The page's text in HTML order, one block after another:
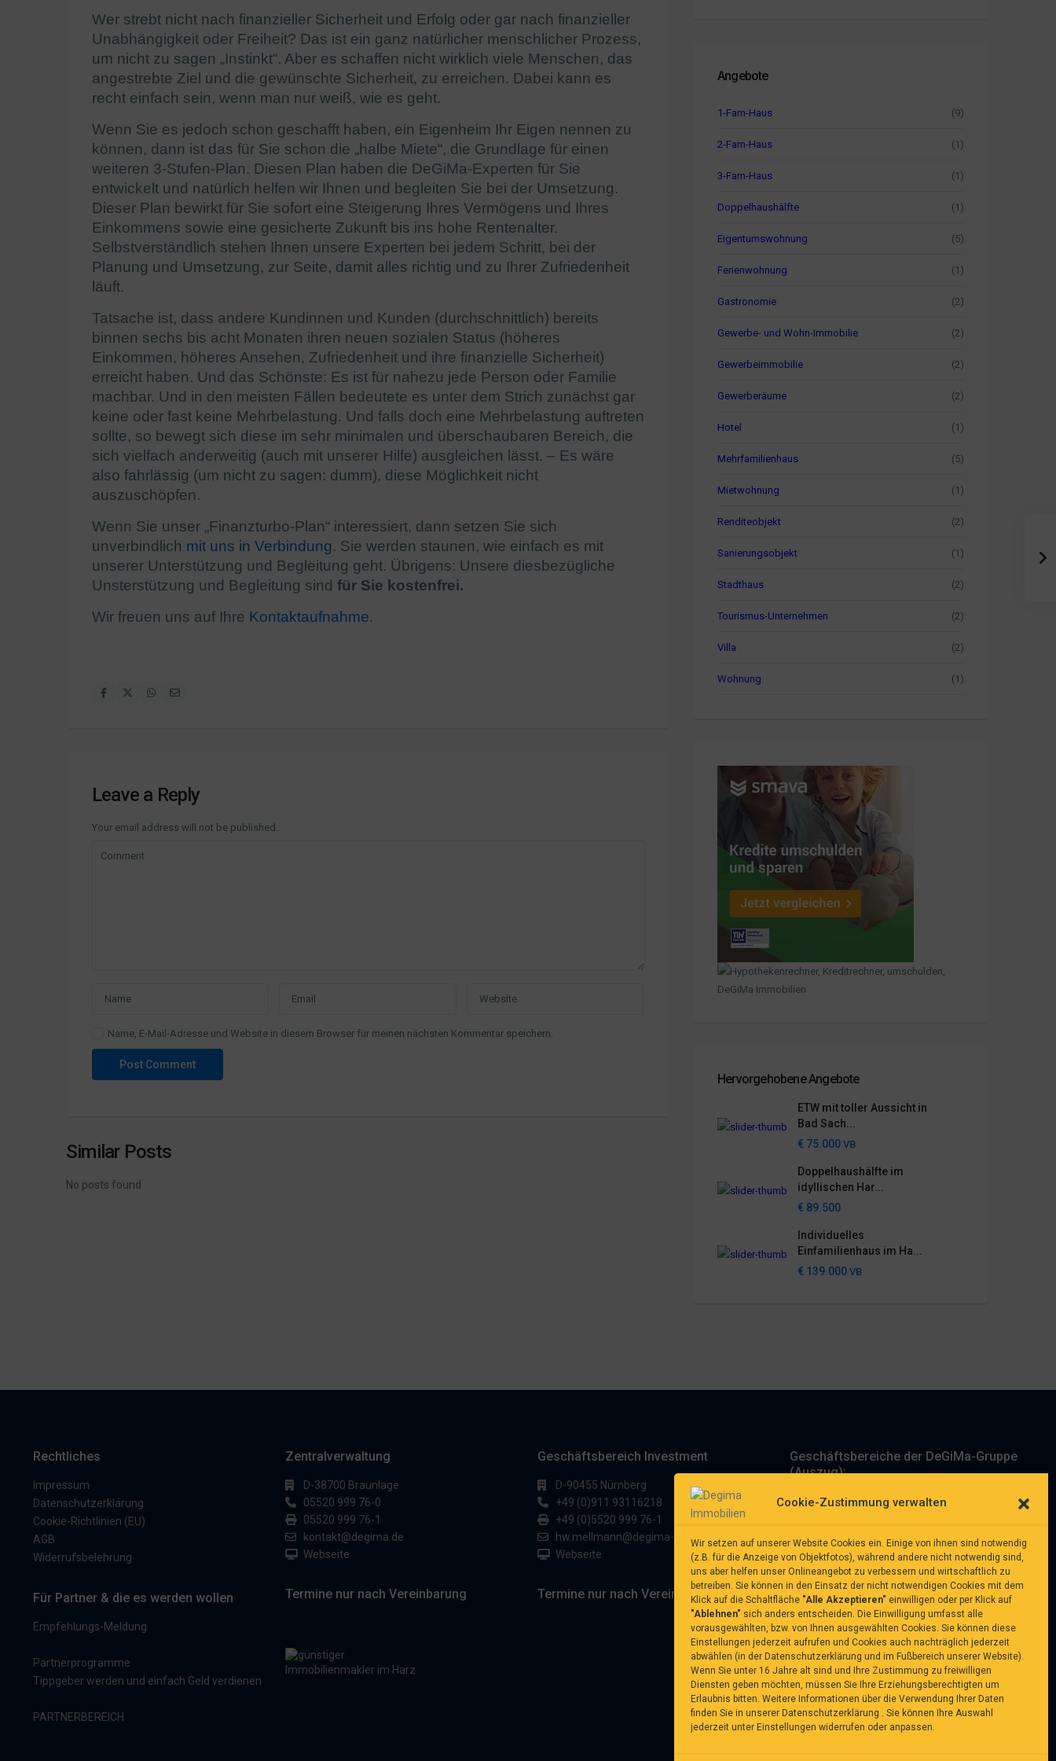
Cookie-Zustimmung verwalten
Wir setzen auf unserer Website Cookies ein. Einige von ihnen sind notwendig
(z.B. für die Anzeige von Objektfotos), während andere nicht notwendig sind,
uns aber helfen unser Onlineangebot zu verbessern und wirtschaftlich zu
betreiben. Sie können in den Einsatz der nicht notwendigen Cookies mit dem
Klick auf die Schaltfläche "Alle Akzeptieren" einwilligen oder per Klick auf
"Ablehnen" sich anders entscheiden. Die Einwilligung umfasst alle
vorausgewählten, bzw. von Ihnen ausgewählten Cookies. Sie können diese
Einstellungen jederzeit aufrufen und Cookies auch nachträglich jederzeit
abwählen (in der Datenschutzerklärung und im Fußbereich unserer Website).
Wenn Sie unter 16 Jahre alt sind und Ihre Zustimmung zu freiwilligen
Diensten geben möchten, müssen Sie Ihre Erziehungsberechtigten um
Erlaubnis bitten. Weitere Informationen über die Verwendung Ihrer Daten
finden Sie in unserer Datenschutzerklärung . Sie können Ihre Auswahl
jederzeit unter Einstellungen widerrufen oder anpassen.
Wer strebt nicht nach finanzieller Sicherheit und Erfolg oder gar nach finanzieller
Unabhängigkeit oder Freiheit? Das ist ein ganz natürlicher menschlicher Prozess,
um nicht zu sagen „Instinkt“. Aber es schaffen nicht wirklich viele Menschen, das
angestrebte Ziel und die gewünschte Sicherheit, zu erreichen. Dabei kann es
recht einfach sein, wenn man nur weiß, wie es geht.
Wenn Sie es jedoch schon geschafft haben, ein Eigenheim Ihr Eigen nennen zu
können, dann ist das für Sie schon die „halbe Miete“, die Grundlage für einen
weiteren 3-Stufen-Plan. Diesen Plan haben die DeGiMa-Experten für Sie
entwickelt und natürlich helfen wir Ihnen und begleiten Sie bei der Umsetzung.
Dieser Plan bewirkt für Sie sofort eine Steigerung Ihres Vermögens und Ihres
Einkommens sowie eine gesicherte Zukunft bis ins hohe Rentenalter.
Selbstverständlich stehen Ihnen unsere Experten bei jedem Schritt, bei der
Planung und Umsetzung, zur Seite, damit alles richtig und zu Ihrer Zufriedenheit
läuft.
Tatsache ist, dass andere Kundinnen und Kunden (durchschnittlich) bereits
binnen sechs bis acht Monaten ihren neuen sozialen Status (höheres
Einkommen, höheres Ansehen, Zufriedenheit und ihre finanzielle Sicherheit)
erreicht haben. Und das Schönste: Es ist für nahezu jede Person oder Familie
machbar. Und in den meisten Fällen bedeutete es unter dem Strich zunächst gar
keine oder fast keine Mehrbelastung. Und falls doch eine Mehrbelastung auftreten
sollte, so bewegt sich diese im sehr minimalen und überschaubaren Bereich, die
sich vielfach anderweitig (auch mit unserer Hilfe) ausgleichen lässt. – Es wäre
also fahrlässig (um nicht zu sagen: dumm), diese Möglichkeit nicht
auszuschöpfen.
Wenn Sie unser „Finanzturbo-Plan“ interessiert, dann setzen Sie sich
unverbindlich mit uns in Verbindung. Sie werden staunen, wie einfach es mit
unserer Unterstützung und Begleitung geht. Übrigens: Unsere diesbezügliche
Unsterstützung und Begleitung sind für Sie kostenfrei.
Wir freuen uns auf Ihre Kontaktaufnahme.
Leave a Reply
Your email address will not be published.
Name, E-Mail-Adresse und Website in diesem Browser für meinen nächsten Kommentar speichern.
Similar Posts
No posts found
Angebote
1-Fam-Haus (9)
2-Fam-Haus (1)
3-Fam-Haus (1)
Doppelhaushälfte (1)
Eigentumswohnung (5)
Ferienwohnung (1)
Gastronomie (2)
Gewerbe- und Wohn-Immobilie (2)
Gewerbeimmobilie (2)
Gewerberäume (2)
Hotel (1)
Mehrfamilienhaus (5)
Mietwohnung (1)
Renditeobjekt (2)
Sanierungsobjekt (1)
Stadthaus (2)
Tourismus-Unternehmen (2)
Villa (2)
Wohnung (1)
Hervorgehobene Angebote
ETW mit toller Aussicht in
Bad Sach...
€ 75.000 VB
Doppelhaushälfte im
idyllischen Har...
€ 89.500
Individuelles
Einfamilienhaus im Ha...
€ 139.000 VB
Rechtliches
Impressum
Datenschutzerklärung
Cookie-Richtlinien (EU)
AGB
Widerrufsbelehrung
Für Partner & die es werden wollen
Empfehlungs-Meldung
Partnerprogramme
Tippgeber werden und einfach Geld verdienen
PARTNERBEREICH
Zentralverwaltung
D-38700 Braunlage
05520 999 76-0
05520 999 76-1
kontakt@degima.de
Webseite
Termine nur nach Vereinbarung
Geschäftsbereich Investment
D-90455 Nürnberg
+49 (0)911 93116218
+49 (0)5520 999 76-1
hw.mellmann@degima-invest.de
Webseite
Termine nur nach Vereinbarung
Geschäftsbereiche der DeGiMa-Gruppe
(Auszug):
DeGiMa Immobilien (für private Häuser &
DeGiMa-Investfür Großprojekte & Investoren)
Finanzdienstleistungen (Link folgt)